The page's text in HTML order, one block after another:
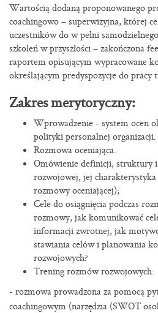
Wartością dodaną proponowanego
coachingowo – superwizyjna, której
uczestników do w pełni
szkoleń w przyszłości – zakończona
raportem opisującym wypracowane
określającym predyspozycje do
Zakres merytoryczny:
Wprowadzenie - system ocen
polityki personalnej organizacji.
Rozmowa oceniająca.
Omówienie definicji, struktury
rozwojowej, jej
rozmowy oceniającej);
Cele do osiągnięcia podczas
rozmowy, jak komunikować
informacji zwrotnej, jak
stawiania celów i planowania
rozwojowych?
Trening rozmów rozwojowych:
- rozmowa prowadzona za pomocą
coachingowym (narzędzia (SWOT